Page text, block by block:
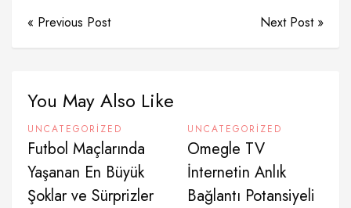
« Previous Post Next Post »
You May Also Like
UNCATEGORIZED
Futbol Maçlarında
Yaşanan En Büyük
Şoklar ve Sürprizler
UNCATEGORIZED
Omegle TV
İnternetin Anlık
Bağlantı Potansiyeli